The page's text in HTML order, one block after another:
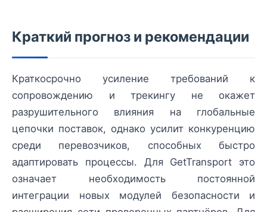
Краткий прогноз и рекомендации
Краткосрочно усиление требований к
сопровождению и трекингу не окажет
разрушительного влияния на глобальные
цепочки поставок, однако усилит конкуренцию
среди перевозчиков, способных быстро
адаптировать процессы. Для GetTransport это
означает необходимость постоянной
интеграции новых модулей безопасности и